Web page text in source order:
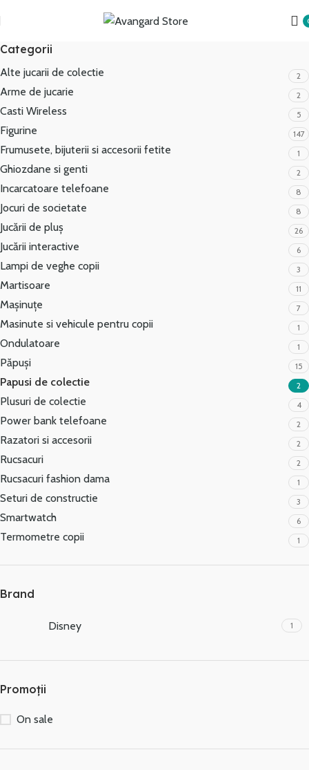
Categorii
Alte jucarii de colectie 2
Arme de jucarie 2
Casti Wireless 5
Figurine 147
Frumusete, bijuterii si accesorii fetite 1
Ghiozdane si genti 2
Incarcatoare telefoane 8
Jocuri de societate 8
Jucării de pluș 26
Jucării interactive 6
Lampi de veghe copii 3
Martisoare 11
Mașinuțe 7
Masinute si vehicule pentru copii 1
Ondulatoare 1
Păpuși 15
Papusi de colectie 2
Plusuri de colectie 4
Power bank telefoane 2
Razatori si accesorii 2
Rucsacuri 2
Rucsacuri fashion dama 1
Seturi de constructie 3
Smartwatch 6
Termometre copii 1
Brand
Disney 1
Promoții
On sale